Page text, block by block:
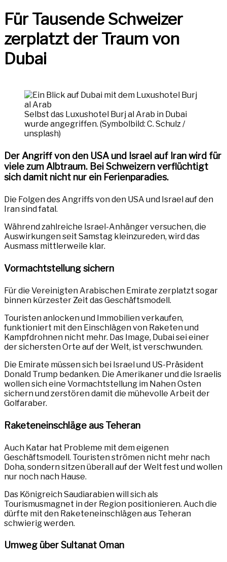
Für Tausende Schweizer
zerplatzt der Traum von
Dubai
Selbst das Luxushotel Burj al Arab in Dubai
wurde angegriffen. (Symbolbild: C. Schulz /
unsplash)
Der Angriff von den USA und Israel auf Iran wird für
viele zum Albtraum. Bei Schweizern verflüchtigt
sich damit nicht nur ein Ferienparadies.
Die Folgen des Angriffs von den USA und Israel auf den
Iran sind fatal.
Während zahlreiche Israel-Anhänger versuchen, die
Auswirkungen seit Samstag kleinzureden, wird das
Ausmass mittlerweile klar.
Vormachtstellung sichern
Für die Vereinigten Arabischen Emirate zerplatzt sogar
binnen kürzester Zeit das Geschäftsmodell.
Touristen anlocken und Immobilien verkaufen,
funktioniert mit den Einschlägen von Raketen und
Kampfdrohnen nicht mehr. Das Image, Dubai sei einer
der sichersten Orte auf der Welt, ist verschwunden.
Die Emirate müssen sich bei Israel und US-Präsident
Donald Trump bedanken. Die Amerikaner und die Israelis
wollen sich eine Vormachtstellung im Nahen Osten
sichern und zerstören damit die mühevolle Arbeit der
Golfaraber.
Raketeneinschläge aus Teheran
Auch Katar hat Probleme mit dem eigenen
Geschäftsmodell. Touristen strömen nicht mehr nach
Doha, sondern sitzen überall auf der Welt fest und wollen
nur noch nach Hause.
Das Königreich Saudiarabien will sich als
Tourismusmagnet in der Region positionieren. Auch die
dürfte mit den Raketeneinschlägen aus Teheran
schwierig werden.
Umweg über Sultanat Oman